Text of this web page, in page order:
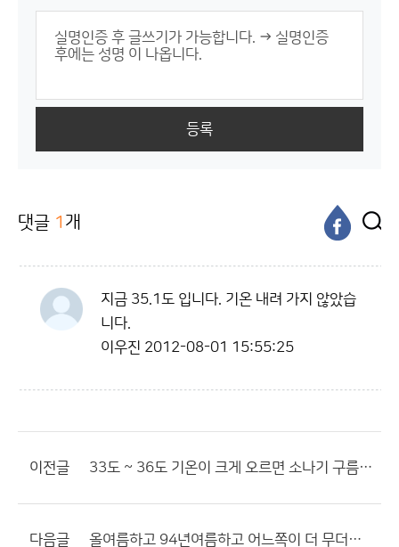
등록
댓글 1 개
지금 35.1도 입니다. 기온 내려 가지 않았습
니다.
이우진 2012-08-01 15:55:25
이전글 33도 ~ 36도 기온이 크게 오르면 소나기 구름 발달하는데...??
다음글 올여름하고 94년여름하고 어느쪽이 더 무더울까요?